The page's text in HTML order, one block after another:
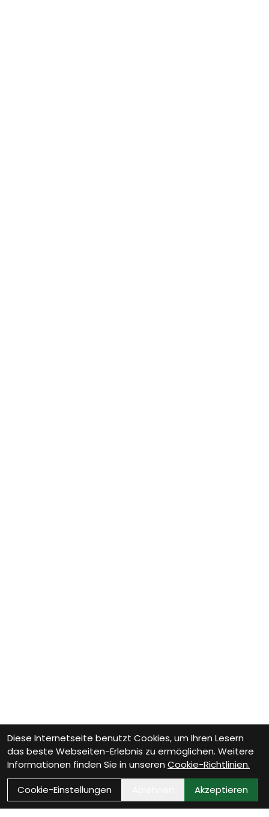
Diese Internetseite benutzt Cookies, um Ihren Lesern
das beste Webseiten-Erlebnis zu ermöglichen. Weitere
Informationen finden Sie in unseren Cookie-Richtlinien.
Cookie-Einstellungen
Akzeptieren